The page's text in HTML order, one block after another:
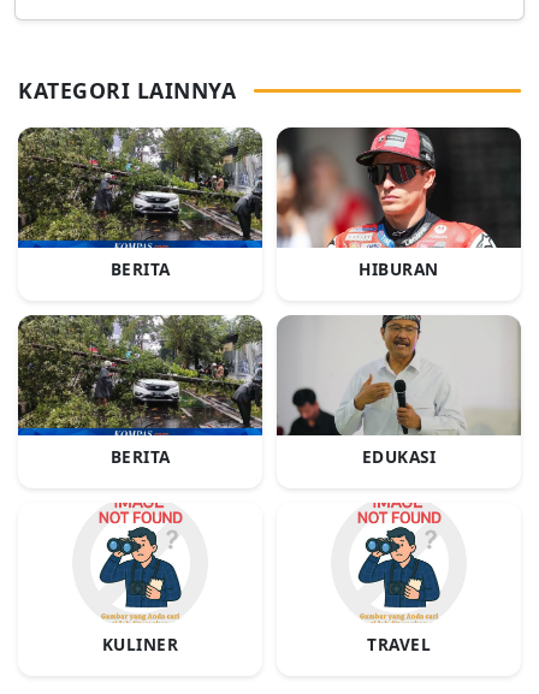
KATEGORI LAINNYA
BERITA HIBURAN
BERITA EDUKASI
KULINER TRAVEL